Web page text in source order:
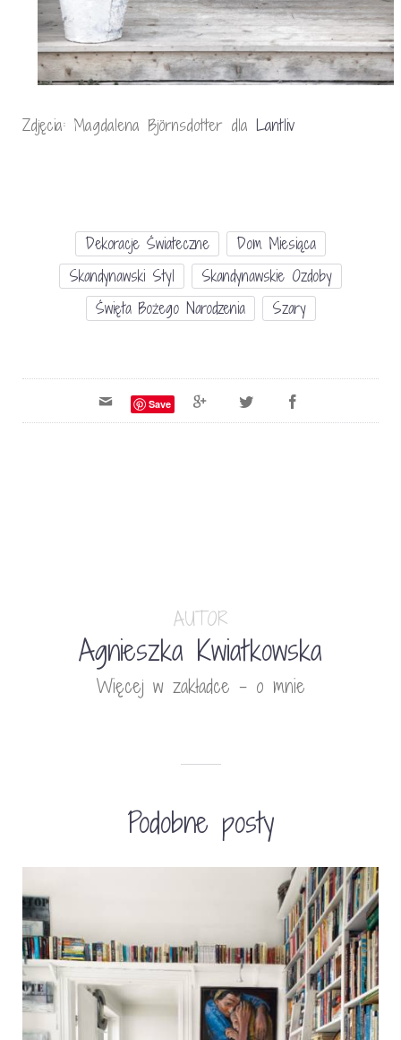
Zdjęcia: Magdalena Björnsdotter dla Lantliv
Dekoracje Świateczne
Dom Miesiąca
Skandynawski Styl
Skandynawskie Ozdoby
Święta Bożego Narodzenia
Szary
Save
AUTOR
Agnieszka Kwiatkowska
Więcej w zakładce - o mnie
Podobne posty